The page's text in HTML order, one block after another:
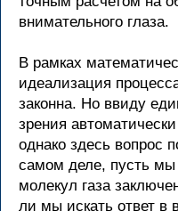
внимательного глаза.
В рамках
идеализация
законна. Но ввиду
зрения
однако здесь вопрос
самом деле, пусть мы
молекул газа
ли мы искать ответ в